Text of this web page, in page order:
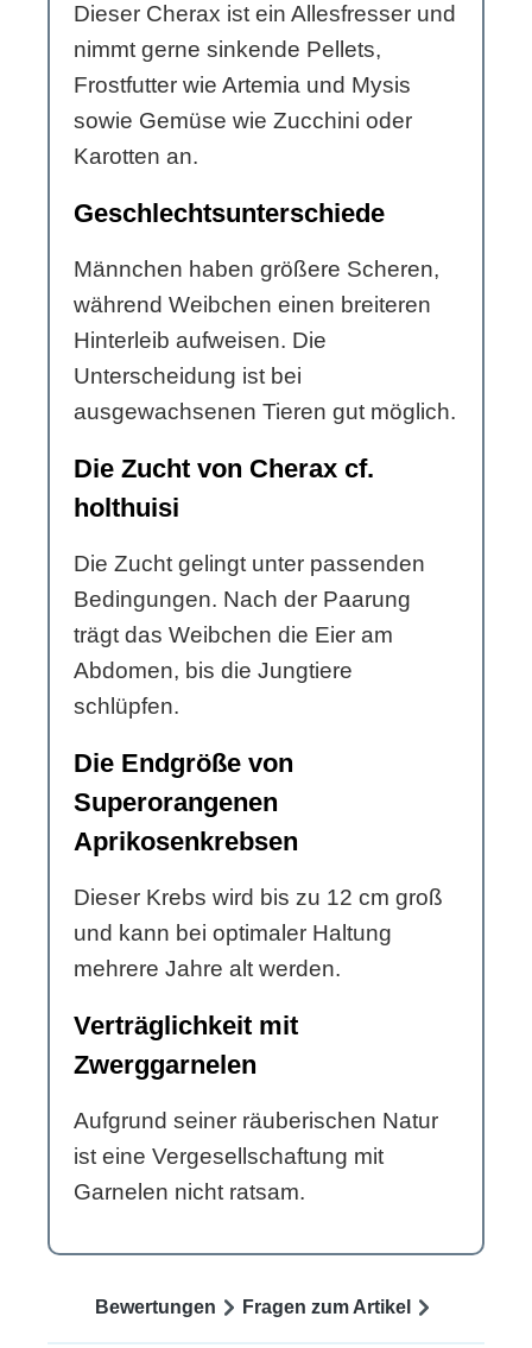
Dieser Cherax ist ein Allesfresser und
nimmt gerne sinkende Pellets,
Frostfutter wie Artemia und Mysis
sowie Gemüse wie Zucchini oder
Karotten an.
Geschlechtsunterschiede
Männchen haben größere Scheren,
während Weibchen einen breiteren
Hinterleib aufweisen. Die
Unterscheidung ist bei
ausgewachsenen Tieren gut möglich.
Die Zucht von Cherax cf.
holthuisi
Die Zucht gelingt unter passenden
Bedingungen. Nach der Paarung
trägt das Weibchen die Eier am
Abdomen, bis die Jungtiere
schlüpfen.
Die Endgröße von
Superorangenen
Aprikosenkrebsen
Dieser Krebs wird bis zu 12 cm groß
und kann bei optimaler Haltung
mehrere Jahre alt werden.
Verträglichkeit mit
Zwerggarnelen
Aufgrund seiner räuberischen Natur
ist eine Vergesellschaftung mit
Garnelen nicht ratsam.
Bewertungen Fragen zum Artikel